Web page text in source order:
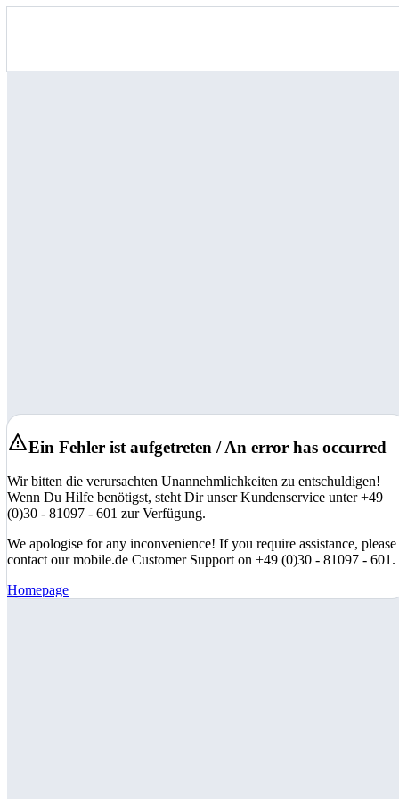
Ein Fehler ist aufgetreten / An error has occurred
Wir bitten die verursachten Unannehmlichkeiten zu entschuldigen!
Wenn Du Hilfe benötigst, steht Dir unser Kundenservice unter +49
(0)30 - 81097 - 601 zur Verfügung.
We apologise for any inconvenience! If you require assistance, please
contact our mobile.de Customer Support on +49 (0)30 - 81097 - 601.
Homepage